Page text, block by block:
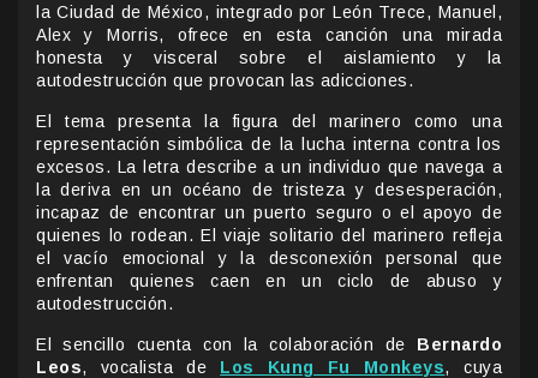
la Ciudad de México, integrado por León Trece, Manuel,
Alex y Morris, ofrece en esta canción una mirada
honesta y visceral sobre el aislamiento y la
autodestrucción que provocan las adicciones.
El tema presenta la figura del marinero como una
representación simbólica de la lucha interna contra los
excesos. La letra describe a un individuo que navega a
la deriva en un océano de tristeza y desesperación,
incapaz de encontrar un puerto seguro o el apoyo de
quienes lo rodean. El viaje solitario del marinero refleja
el vacío emocional y la desconexión personal que
enfrentan quienes caen en un ciclo de abuso y
autodestrucción.
El sencillo cuenta con la colaboración de Bernardo
Leos, vocalista de Los Kung Fu Monkeys, cuya